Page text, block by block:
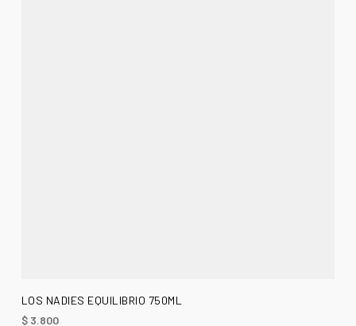
AÑADIR AL CARRITO
LOS NADIES EQUILIBRIO 750ML
$3.800